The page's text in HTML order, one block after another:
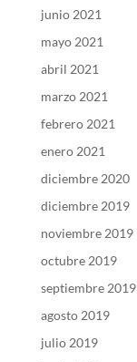
junio 2021
mayo 2021
abril 2021
marzo 2021
febrero 2021
enero 2021
diciembre 2020
diciembre 2019
noviembre 2019
octubre 2019
septiembre 2019
agosto 2019
julio 2019